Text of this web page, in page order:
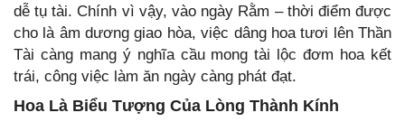
dễ tụ tài. Chính vì vậy, vào ngày Rằm – thời điểm được
cho là âm dương giao hòa, việc dâng hoa tươi lên Thần
Tài càng mang ý nghĩa cầu mong tài lộc đơm hoa kết
trái, công việc làm ăn ngày càng phát đạt.
Hoa Là Biểu Tượng Của Lòng Thành Kính